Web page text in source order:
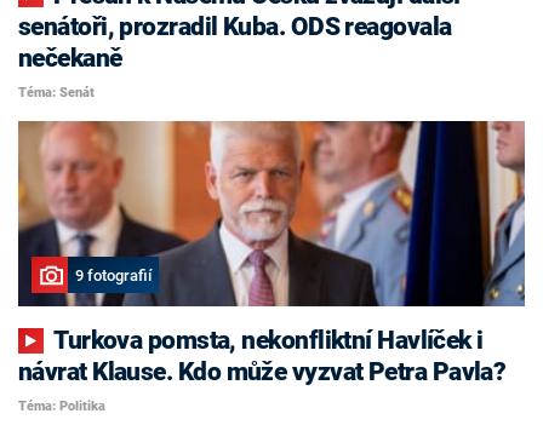
senátoři, prozradil Kuba. ODS reagovala
nečekaně
Téma: Senát
9 fotografií
Turkova pomsta, nekonfliktní Havlíček i
návrat Klause. Kdo může vyzvat Petra Pavla?
Téma: Politika